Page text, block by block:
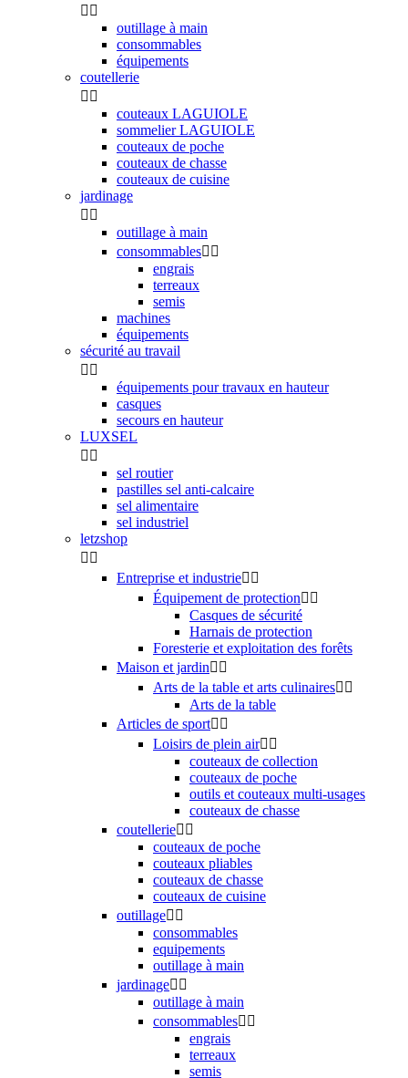
 
outillage à main
consommables
équipements
coutellerie
 
couteaux LAGUIOLE
sommelier LAGUIOLE
couteaux de poche
couteaux de chasse
couteaux de cuisine
jardinage
 
outillage à main
consommables 
engrais
terreaux
semis
machines
équipements
sécurité au travail
 
équipements pour travaux en hauteur
casques
secours en hauteur
LUXSEL
 
sel routier
pastilles sel anti-calcaire
sel alimentaire
sel industriel
letzshop
 
Entreprise et industrie 
Équipement de protection 
Casques de sécurité
Harnais de protection
Foresterie et exploitation des forêts
Maison et jardin 
Arts de la table et arts culinaires 
Arts de la table
Articles de sport 
Loisirs de plein air 
couteaux de collection
couteaux de poche
outils et couteaux multi-usages
couteaux de chasse
coutellerie 
couteaux de poche
couteaux pliables
couteaux de chasse
couteaux de cuisine
outillage 
consommables
equipements
outillage à main
jardinage 
outillage à main
consommables 
engrais
terreaux
semis